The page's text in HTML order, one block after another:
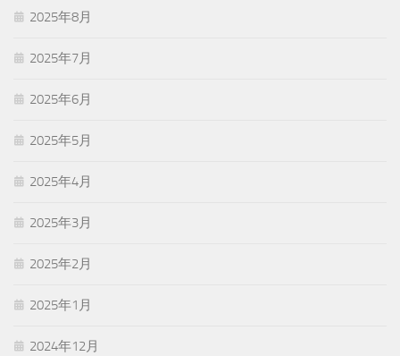
2025年8月
2025年7月
2025年6月
2025年5月
2025年4月
2025年3月
2025年2月
2025年1月
2024年12月